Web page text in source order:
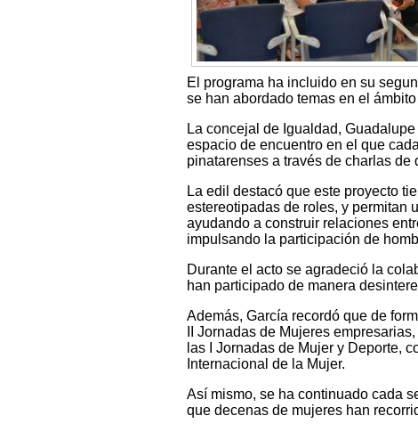
El programa ha incluido en su
se han abordado temas en el
La concejal de Igualdad,
espacio de encuentro en el que
pinatarenses a través de charlas de
La edil destacó que este proyecto
estereotipadas de roles, y permitan
ayudando a construir relaciones
impulsando la participación de
Durante el acto se agradeció la
han participado de manera
Además, García recordó que de
II Jornadas de Mujeres
las I Jornadas de Mujer y Deporte,
Internacional de la Mujer.
Así mismo, se ha continuado cada
que decenas de mujeres han